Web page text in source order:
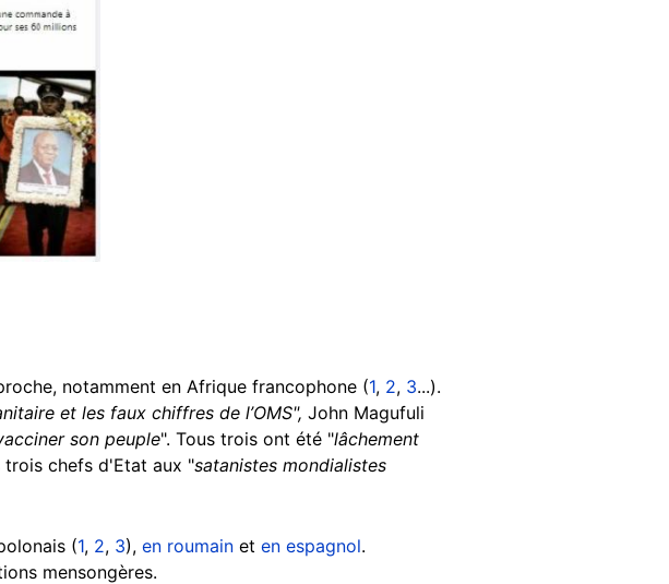
notamment en Afrique francophone (1, 2, 3...).
et les faux chiffres de l’OMS", John Magufuli
son peuple". Tous trois ont été "lâchement
trois chefs d'Etat aux "satanistes mondialistes
(1, 2, 3), en roumain et en espagnol.
mensongères.